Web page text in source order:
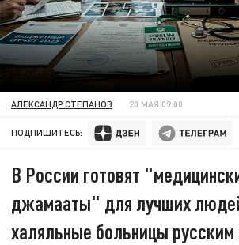
АЛЕКСАНДР СТЕПАНОВ 20 МАЯ 09:00
ПОДПИШИТЕСЬ:
В России готовят
джамааты" для лучших
халяльные больницы русским